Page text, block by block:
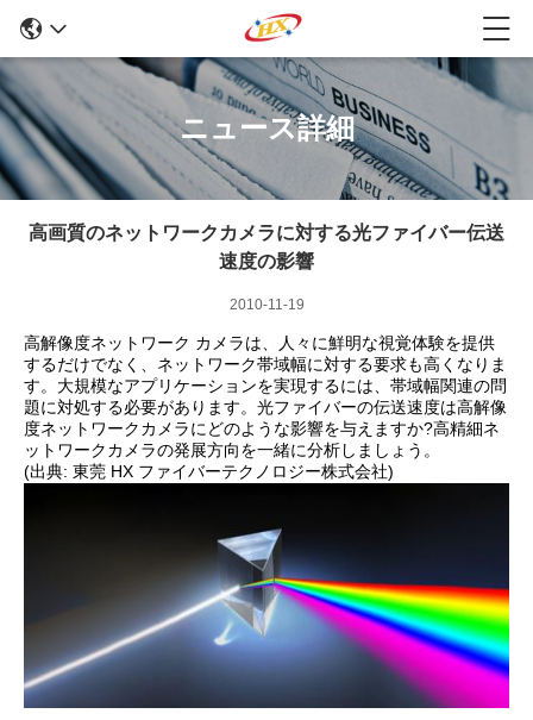
ニュース詳細
高画質のネットワークカメラに対する光ファイバー伝送
速度の影響
2010-11-19
高解像度ネットワーク カメラは、人々に鮮明な視覚体験を提供
するだけでなく、ネットワーク帯域幅に対する要求も高くなりま
す。大規模なアプリケーションを実現するには、帯域幅関連の問
題に対処する必要があります。光ファイバーの伝送速度は高解像
度ネットワークカメラにどのような影響を与えますか?高精細ネ
ットワークカメラの発展方向を一緒に分析しましょう。
(出典: 東莞 HX ファイバーテクノロジー株式会社)